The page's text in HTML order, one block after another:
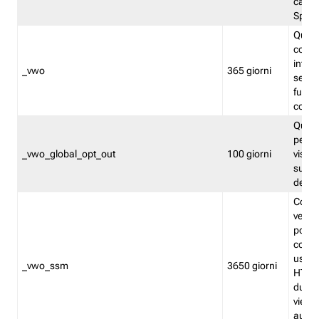
Split
_vwo 365 giorni
_vwo_global_opt_out 100 giorni
su
_vwo_ssm 3650 giorni
viene